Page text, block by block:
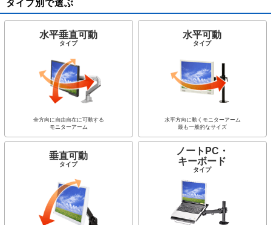
タイプ別で選ぶ
水平垂直可動
タイプ
全方向に自由自在に可動する
モニターアーム
水平可動
タイプ
水平方向に動くモニターアーム
最も一般的なサイズ
垂直可動
タイプ
ノートPC・
キーボード
タイプ